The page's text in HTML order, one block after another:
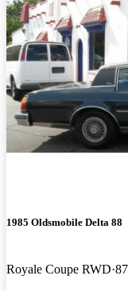
1985 Oldsmobile Delta 88
Royale Coupe RWD